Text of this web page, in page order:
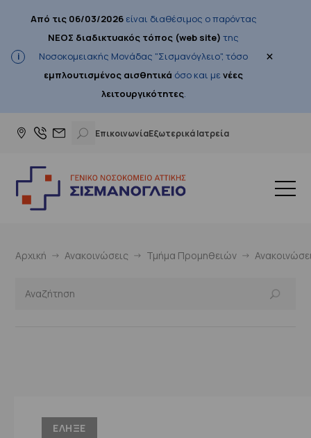
Από τις 06/03/2026είναι διαθέσιμος ο παρόντας
ΝΕΟΣ διαδικτυακός τόπος (web site) της
Νοσοκομειακής Μονάδας "Σισμανόγλειο", τόσο
εμπλουτισμένος αισθητικά όσο και μενέες
λειτουργικότητες.
×
ΕπικοινωνίαΕξωτερικά Ιατρεία
Αρχική Ανακοινώσεις Τμήμα Προμηθειών
ΕΛΗΞΕ